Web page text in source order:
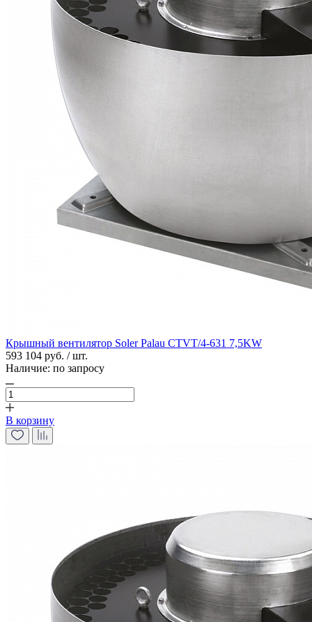
Крышный вентилятор Soler Palau CTVT/4-631 7,5KW
593 104 руб. / шт.
Наличие: по запросу
В корзину